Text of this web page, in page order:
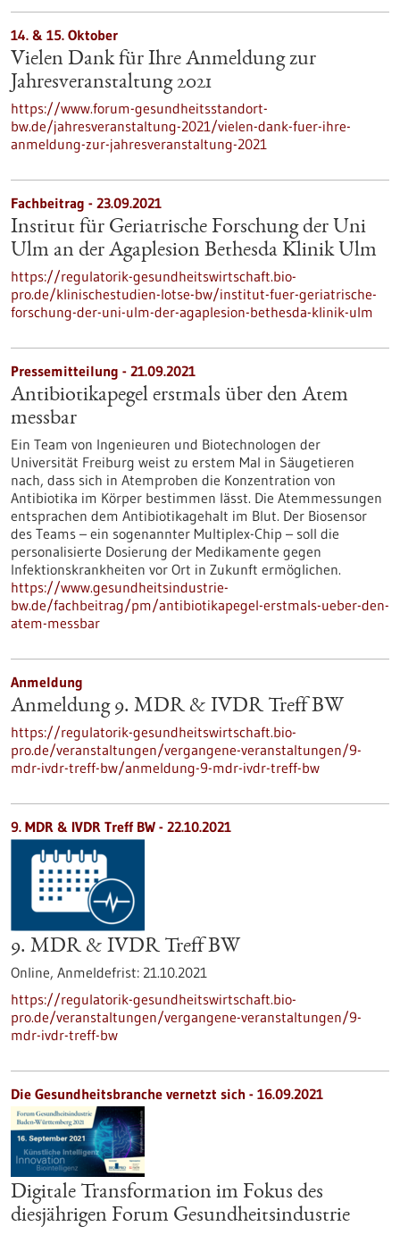
14. & 15. Oktober
Vielen Dank für Ihre Anmeldung zur
Jahresveranstaltung 2021
https://www.forum-gesundheitsstandort-
bw.de/jahresveranstaltung-2021/vielen-dank-fuer-ihre-
anmeldung-zur-jahresveranstaltung-2021
Fachbeitrag - 23.09.2021
Institut für Geriatrische Forschung der Uni
Ulm an der Agaplesion Bethesda Klinik Ulm
https://regulatorik-gesundheitswirtschaft.bio-
pro.de/klinischestudien-lotse-bw/institut-fuer-geriatrische-
forschung-der-uni-ulm-der-agaplesion-bethesda-klinik-ulm
Pressemitteilung - 21.09.2021
Antibiotikapegel erstmals über den Atem
messbar
Ein Team von Ingenieuren und Biotechnologen der
Universität Freiburg weist zu erstem Mal in Säugetieren
nach, dass sich in Atemproben die Konzentration von
Antibiotika im Körper bestimmen lässt. Die Atemmessungen
entsprachen dem Antibiotikagehalt im Blut. Der Biosensor
des Teams – ein sogenannter Multiplex-Chip – soll die
personalisierte Dosierung der Medikamente gegen
Infektionskrankheiten vor Ort in Zukunft ermöglichen.
https://www.gesundheitsindustrie-
bw.de/fachbeitrag/pm/antibiotikapegel-erstmals-ueber-den-
atem-messbar
Anmeldung
Anmeldung 9. MDR & IVDR Treff BW
https://regulatorik-gesundheitswirtschaft.bio-
pro.de/veranstaltungen/vergangene-veranstaltungen/9-
mdr-ivdr-treff-bw/anmeldung-9-mdr-ivdr-treff-bw
9. MDR & IVDR Treff BW - 22.10.2021
9. MDR & IVDR Treff BW
Online, Anmeldefrist: 21.10.2021
https://regulatorik-gesundheitswirtschaft.bio-
pro.de/veranstaltungen/vergangene-veranstaltungen/9-
mdr-ivdr-treff-bw
Die Gesundheitsbranche vernetzt sich - 16.09.2021
Digitale Transformation im Fokus des
diesjährigen Forum Gesundheitsindustrie